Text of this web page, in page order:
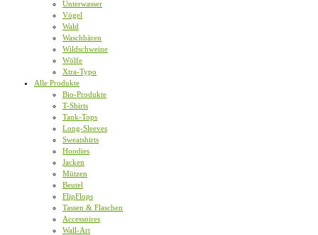
Unterwasser
Vögel
Wald
Waschbären
Wildschweine
Wölfe
Xtra-Typo
Alle Produkte
Bio-Produkte
T-Shirts
Tank-Tops
Long-Sleeves
Sweatshirts
Hoodies
Jacken
Mützen
Beutel
FlipFlops
Tassen & Flaschen
Accessoires
Wall-Art